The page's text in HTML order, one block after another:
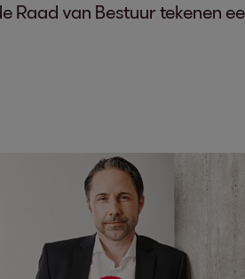
Raad van Bestuur tekenen